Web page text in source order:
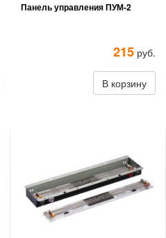
Панель управления ПУМ-2
215 руб.
В корзину